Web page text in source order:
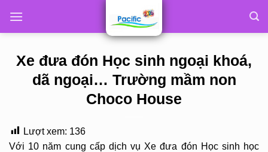
Xe đưa đón Học sinh ngoại khoá,
dã ngoại… Trường mầm non
Choco House
Lượt xem: 136
Với 10 năm cung cấp dịch vụ Xe đưa đón Học sinh học